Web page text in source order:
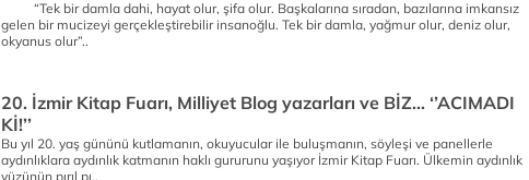
“Tek bir damla dahi, hayat olur, şifa olur. Başkalarına sıradan, bazılarına imkansız
gelen bir mucizeyi gerçekleştirebilir insanoğlu. Tek bir damla, yağmur olur, deniz olur,
okyanus olur”..
20. İzmir Kitap Fuarı, Milliyet Blog yazarları ve BİZ… ‘’ACIMADI
Kİ!’’
Bu yıl 20. yaş gününü kutlamanın, okuyucular ile buluşmanın, söyleşi ve panellerle
aydınlıklara aydınlık katmanın haklı gururunu yaşıyor İzmir Kitap Fuarı. Ülkemin aydınlık
yüzünün pırıl pı..